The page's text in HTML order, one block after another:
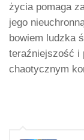
życia pomaga
jego
bowiem ludzka
teraźniejszość i
chaotycznym